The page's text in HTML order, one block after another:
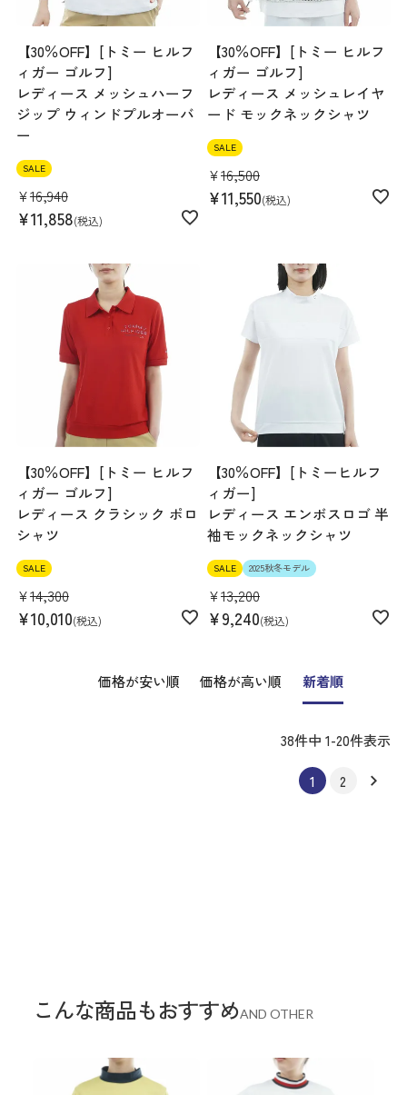
【30％OFF】[トミー ヒルフ
ィガー ゴルフ]
レディース メッシュハーフ
ジップ ウィンドプルオーバ
ー
SALE
¥16,940
¥11,858 税込
【30％OFF】[トミー ヒルフ
ィガー ゴルフ]
レディース メッシュレイヤ
ード モックネックシャツ
SALE
¥16,500
¥11,550 税込
【30％OFF】[トミー ヒルフ
ィガー ゴルフ]
レディース クラシック ポロ
シャツ
SALE
¥14,300
¥10,010 税込
【30％OFF】[トミーヒルフ
ィガー]
レディース エンボスロゴ 半
袖モックネックシャツ
SALE 2025秋冬モデル
¥13,200
¥9,240 税込
価格が安い順 価格が高い順 新着順
38件中 1-20件表示
1 2
こんな商品もおすすめAND OTHER